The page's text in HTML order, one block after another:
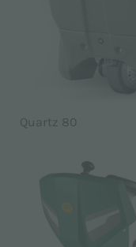
Quartz 80